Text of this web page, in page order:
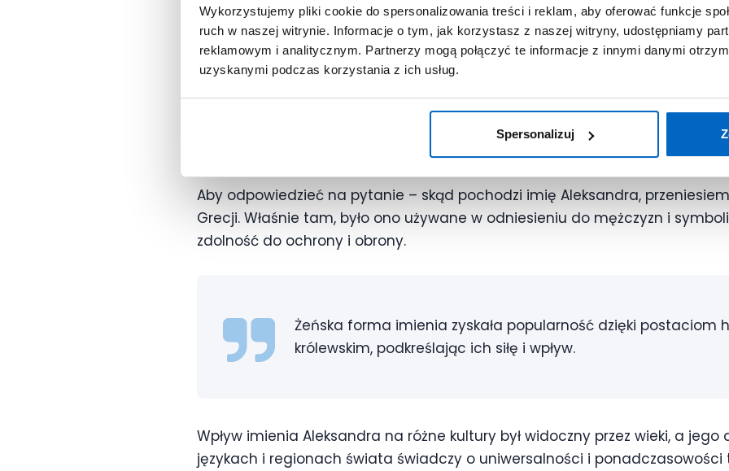
Wykorzystujemy pliki cookie do spersonalizowania treści i reklam, aby oferować funkcje
ruch w naszej witrynie. Informacje o tym, jak korzystasz z naszej witryny, udostępniamy
reklamowym i analitycznym. Partnerzy mogą połączyć te informacje z innymi danymi
uzyskanymi podczas korzystania z ich usług.
Spersonalizuj
kojarzone z postaciami historycznymi i legendarnymi, które
wybitnymi osiągnięciami, Aleksandra jest wyborem, który
doskonałości i realizacji własnych pasji.
Skąd pochodzi imię Aleksandra?
Aby odpowiedzieć na pytanie – skąd pochodzi imię Aleksandra,
Grecji. Właśnie tam, było ono używane w odniesieniu do mężczyzn i
zdolność do ochrony i obrony.
Żeńska forma imienia zyskała popularność dzięki postaciom
królewskim, podkreślając ich siłę i wpływ.
Wpływ imienia Aleksandra na różne kultury był widoczny przez wieki, a
językach i regionach świata świadczy o uniwersalności i ponadczasowości